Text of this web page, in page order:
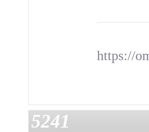
https://
5241